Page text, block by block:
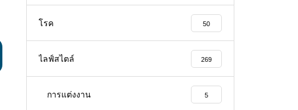
โรค 50
ไลฟ์สไตล์ 269
การแต่งงาน 5